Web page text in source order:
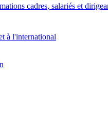
cadres, salariés et
à l'international